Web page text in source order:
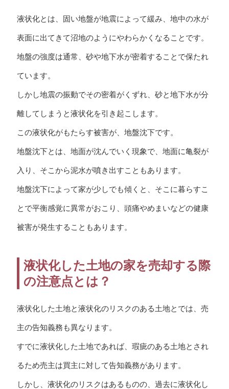
液状化とは、固い地盤が地震によって緩み、地中の水が
表面に出てきて沼地のようにやわらかくなることです。
地盤の強度は通常、砂や地下水が密着することで保たれ
ています。
しかし地震の振動でその密着がくずれ、砂と地下水が分
離してしまうと液状化を引き起こします。
この液状化がもたらす被害が、地盤沈下です。
地盤沈下とは、地面が沈んでいく現象で、地面に亀裂が
入り、そこから泥水が噴き出すこともあります。
地盤沈下によって家が少しでも傾くと、そこに暮らすこ
とで平衡感覚に異常がおこり、頭痛やめまいなどの健康
被害が発生することもあります。
液状化した土地の家を売却する際
の注意点とは？
液状化した土地と液状化のリスクのある土地とでは、売
主の告知義務も異なります。
すでに液状化した土地であれば、瑕疵のある土地とされ
るため売主は買主に対して告知義務があります。
しかし、液状化のリスクはあるものの、過去に液状化し